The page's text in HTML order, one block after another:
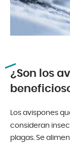
¿Son los
Los avispones
consideran
plagas. Se